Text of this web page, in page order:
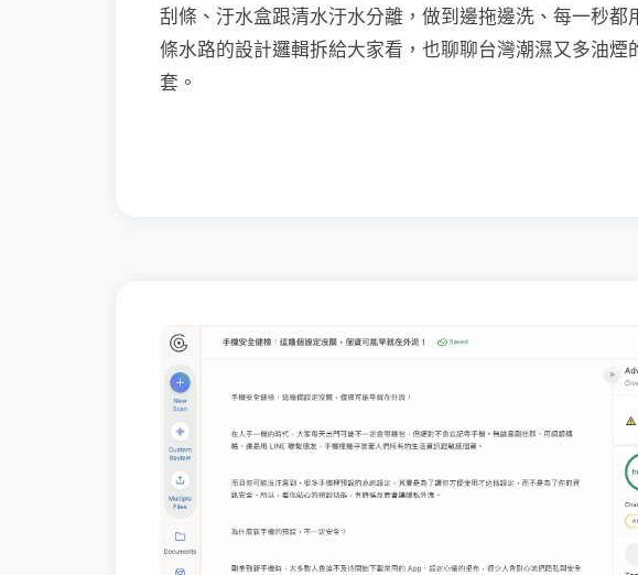
刮條、汙水盒跟清水汙水分離，做到邊拖邊洗、每一秒都
條水路的設計邏輯拆給大家看，也聊聊台灣潮濕又多油煙
套。